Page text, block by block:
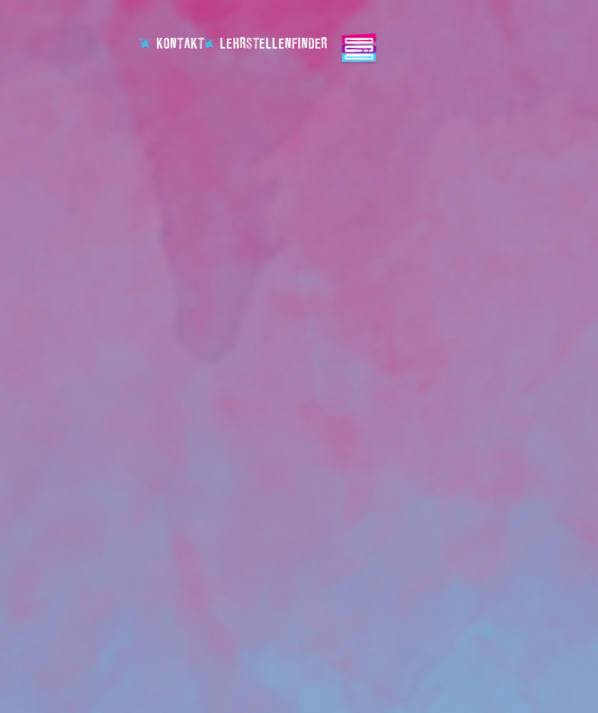
KONTAKT LEHRSTELLENFINDER